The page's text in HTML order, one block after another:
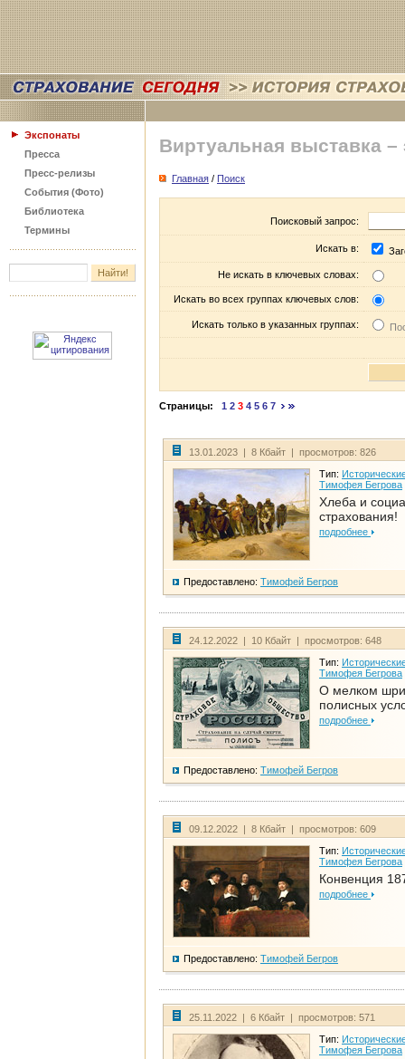
Экспонаты
Пресса
Пресс-релизы
События (Фото)
Библиотека
Термины
Виртуальная выставка –
Главная / Поиск
Поисковый запрос:
Искать в:
Не искать в ключевых словах:
Искать во всех группах ключевых слов:
Искать только в указанных группах:
Страницы: 1 2 3 4 5 6 7
13.01.2023 | 8 Кбайт | просмотров: 826
Тип:
Тимофея Бегрова
Хлеба и
страхования!
подробнее
Предоставлено: Тимофей Бегров
24.12.2022 | 10 Кбайт | просмотров: 648
Тип:
Тимофея Бегрова
О мелком
полисных
подробнее
Предоставлено: Тимофей Бегров
09.12.2022 | 8 Кбайт | просмотров: 609
Тип:
Тимофея Бегрова
Конвенция
подробнее
Предоставлено: Тимофей Бегров
25.11.2022 | 6 Кбайт | просмотров: 571
Тип:
Тимофея Бегрова